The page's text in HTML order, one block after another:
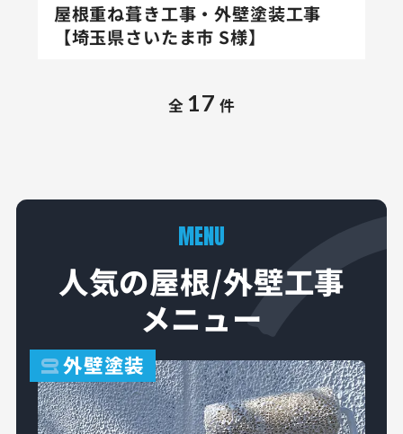
屋根重ね葺き工事・外壁塗装工事
【埼玉県さいたま市 S様】
全 17 件
MENU
人気の屋根/外壁工事
メニュー
01外壁塗装